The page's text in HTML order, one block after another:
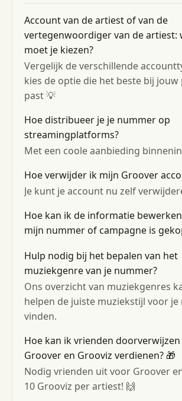
Account van de artiest of van de
vertegenwoordiger van de artiest:
moet je kiezen?
Vergelijk de verschillende
kies de optie die het beste bij
past 💡
Hoe distribueer je je nummer op
streamingplatforms?
Met een coole aanbieding
Hoe verwijder ik mijn Groover
Je kunt je account nu zelf
Hoe kan ik de informatie
mijn nummer of campagne is
Hulp nodig bij het bepalen van het
muziekgenre van je nummer?
Ons overzicht van muziekgenres
helpen de juiste muziekstijl voor
vinden.
Hoe kan ik vrienden
Groover en Grooviz verdienen? 🎁
Nodig vrienden uit voor Groover
10 Grooviz per artiest! 🙌